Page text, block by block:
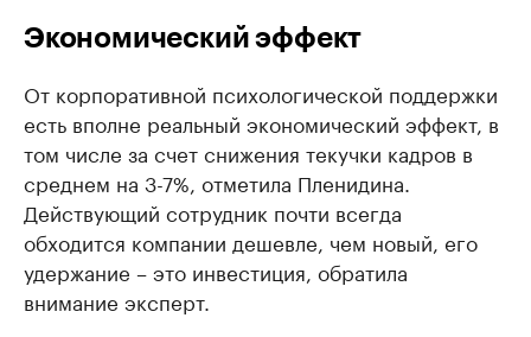
Экономический эффект
От корпоративной психологической поддержки
есть вполне реальный экономический эффект, в
том числе за счет снижения текучки кадров в
среднем на 3-7%, отметила Пленидина.
Действующий сотрудник почти всегда
обходится компании дешевле, чем новый, его
удержание – это инвестиция, обратила
внимание эксперт.